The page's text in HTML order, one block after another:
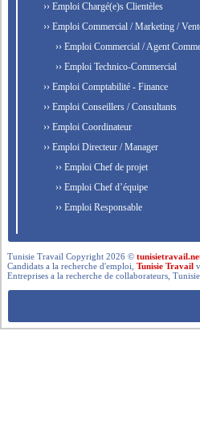
›› Emploi Chargé(e)s Clientèles
›› Emploi Commercial / Marketing /
›› Emploi Commercial / Agent
›› Emploi Technico-Commercial
›› Emploi Comptabilité - Finance
›› Emploi Conseillers / Consultants
›› Emploi Coordinateur
›› Emploi Directeur / Manager
›› Emploi Chef de projet
›› Emploi Chef d’équipe
›› Emploi Responsable
Tunisie Travail Copyright 2026 ©
Candidats a la recherche d'emploi,Tunisie Travail
Entreprises a la recherche de collaborateurs,